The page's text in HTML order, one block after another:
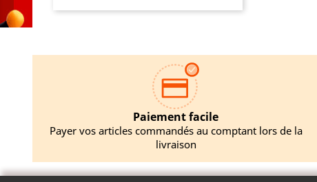
Paiement facile
Payer vos articles commandés au comptant lors de la
livraison